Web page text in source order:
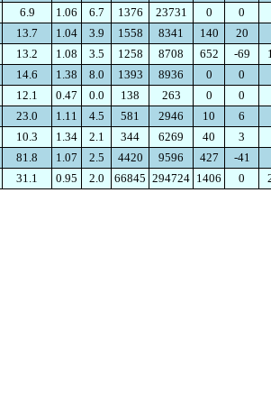
6.9 1.06 6.7 1376 23731 0 0
13.7 1.04 3.9 1558 8341 140 20
13.2 1.08 3.5 1258 8708 652 -69
14.6 1.38 8.0 1393 8936 0 0
12.1 0.47 0.0 138 263 0 0
23.0 1.11 4.5 581 2946 10 6
10.3 1.34 2.1 344 6269 40 3
81.8 1.07 2.5 4420 9596 427 -41
31.1 0.95 2.0 66845 294724 1406 0